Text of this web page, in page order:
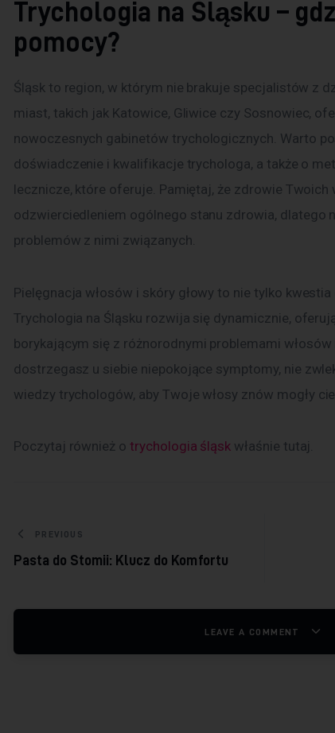
Trychologia na Śląsku –
pomocy?
Śląsk to region, w którym nie brakuje specjalistów z
miast, takich jak Katowice, Gliwice czy Sosnowiec,
nowoczesnych gabinetów trychologicznych. Warto
doświadczenie i kwalifikacje trychologa, a także o
lecznicze, które oferuje. Pamiętaj, że zdrowie Twoich
odzwierciedleniem ogólnego stanu zdrowia, dlatego
problemów z nimi związanych.
Pielęgnacja włosów i skóry głowy to nie tylko
Trychologia na Śląsku rozwija się dynamicznie,
borykającym się z różnorodnymi problemami włosów
dostrzegasz u siebie niepokojące symptomy, nie
wiedzy trychologów, aby Twoje włosy znów mogły
Poczytaj również o trychologia śląsk właśnie tutaj.
Nawigacja wpisu
PREVIOUS
Pasta do Stomii: Klucz do Komfortu
LEAVE A COMMENT